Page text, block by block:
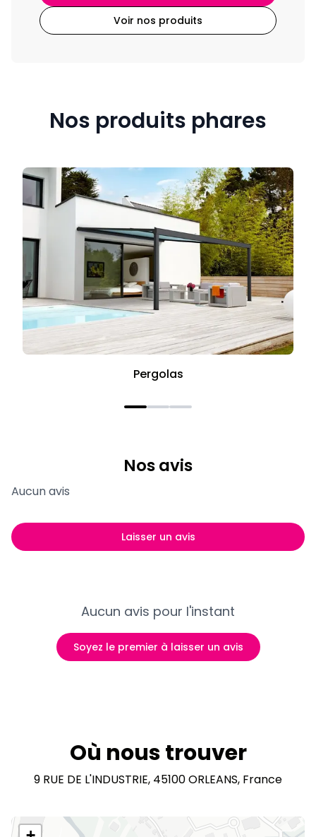
Voir nos produits
Nos produits phares
Pergolas
Nos avis
Aucun avis pour l'instant
Soyez le premier à laisser un avis
Aucun avis
Laisser un avis
Où nous trouver
9 RUE DE L'INDUSTRIE, 45100 ORLEANS, France